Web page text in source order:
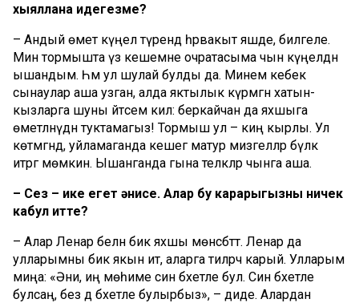
хыяллана идегезме?
– Андый өмет күңел түрендә һәрвакыт яшәде, билгеле.
Мин тормышта үз кешемне очратасыма чын күңелдән
ышандым. Һәм ул шулай булды да. Минем кебек
сынаулар аша узган, алда яктылык күрмәгән хатын-
кызларга шуны әйтәсем килә: беркайчан да яхшыга
өметләнүдән туктамагыз! Тормыш ул – киң кырлы. Ул
көтмәгәндә, уйламаганда кешегә матур мизгелләр бүләк
итәргә мөмкин. Ышанганда гына теләкләр чынга аша.
– Сез – ике егет әнисе. Алар бу карарыгызны ничек
кабул итте?
– Алар Ленар белән бик яхшы мөнәсәбәттә. Ленар да
улларымны бик якын итә, аларга әтиләрчә карый. Улларым
миңа: «Әни, иң мөһиме син бәхетле бул. Син бәхетле
булсаң, без дә бәхетле булырбыз», – диде. Алардан